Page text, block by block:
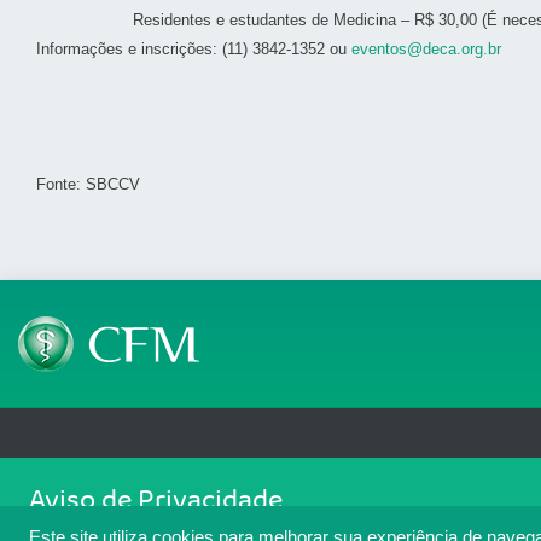
Residentes e estudantes de Medicina – R$ 30,00 (É
Informações e inscrições: (11) 3842-1352 ou eventos@deca.org.br
Fonte: SBCCV
SGAS 616, Conjunto D, Lote 115, L2 Sul, Brasília/DF - CEP: 70200-760 - CNPJ:
Copyright 2026 CFM. Todos os direitos reservados.
Aviso de Privacidade
Nós usamos cookies para melhorar sua experiência de